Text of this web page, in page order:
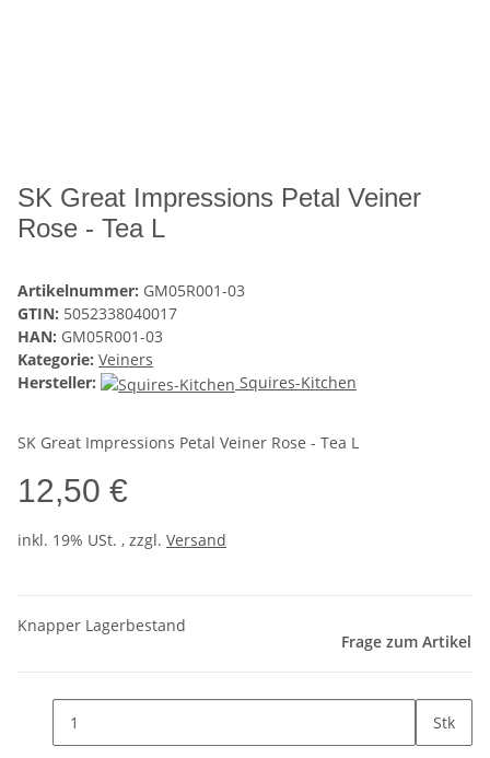
SK Great Impressions Petal Veiner
Rose - Tea L
Artikelnummer: GM05R001-03
GTIN: 5052338040017
HAN: GM05R001-03
Kategorie: Veiners
Hersteller:
Squires-Kitchen
SK Great Impressions Petal Veiner Rose - Tea L
12,50 €
inkl. 19% USt. , zzgl. Versand
Knapper Lagerbestand
Frage zum Artikel
Stk